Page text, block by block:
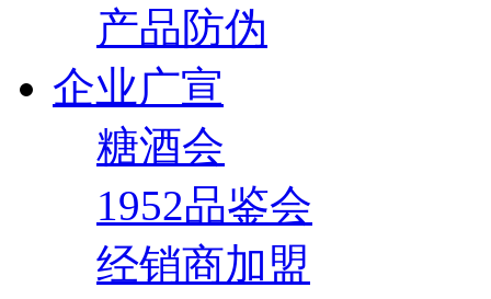
产品防伪
企业广宣
糖酒会
1952品鉴会
经销商加盟